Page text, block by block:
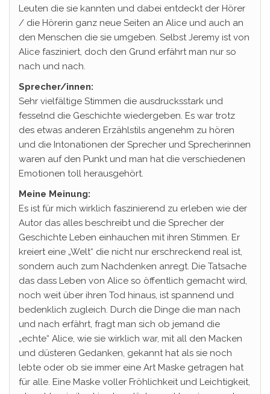
Leuten die sie kannten und dabei entdeckt der Hörer
/ die Hörerin ganz neue Seiten an Alice und auch an
den Menschen die sie umgeben. Selbst Jeremy ist von
Alice fasziniert, doch den Grund erfährt man nur so
nach und nach.
Sprecher/innen:
Sehr vielfältige Stimmen die ausdrucksstark und
fesselnd die Geschichte wiedergeben. Es war trotz
des etwas anderen Erzählstils angenehm zu hören
und die Intonationen der Sprecher und Sprecherinnen
waren auf den Punkt und man hat die verschiedenen
Emotionen toll herausgehört.
Meine Meinung:
Es ist für mich wirklich faszinierend zu erleben wie der
Autor das alles beschreibt und die Sprecher der
Geschichte Leben einhauchen mit ihren Stimmen. Er
kreiert eine „Welt“ die nicht nur erschreckend real ist,
sondern auch zum Nachdenken anregt. Die Tatsache
das dass Leben von Alice so öffentlich gemacht wird,
noch weit über ihren Tod hinaus, ist spannend und
bedenklich zugleich. Durch die Dinge die man nach
und nach erfährt, fragt man sich ob jemand die
„echte“ Alice, wie sie wirklich war, mit all den Macken
und düsteren Gedanken, gekannt hat als sie noch
lebte oder ob sie immer eine Art Maske getragen hat
für alle. Eine Maske voller Fröhlichkeit und Leichtigkeit,